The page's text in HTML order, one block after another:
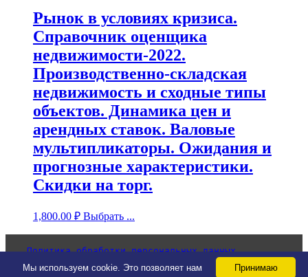
Рынок в условиях кризиса.
Справочник оценщика
недвижимости-2022.
Производственно-складская
недвижимость и сходные типы
объектов. Динамика цен и
арендных ставок. Валовые
мультипликаторы. Ожидания и
прогнозные характеристики.
Скидки на торг.
1,800.00 ₽ Выбрать ...
Политика обработки персональных данных
Согласие на обработку персональных данных
Уведомление об использовании cookie-файловПринимаю
Мы используем cookie. Это позволяет нам